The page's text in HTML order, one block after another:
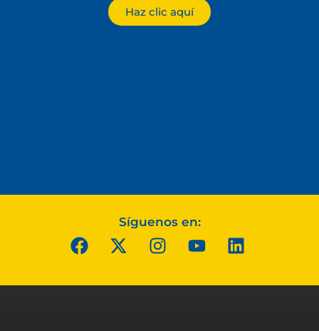
Haz clic aquí
Síguenos en: